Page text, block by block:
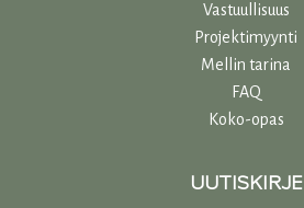
Vastuullisuus
Projektimyynti
Mellin tarina
FAQ
Koko-opas
UUTISKIRJE